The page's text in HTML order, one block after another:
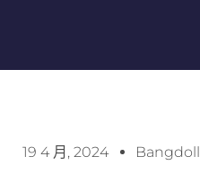
19 4 月, 2024 Bangdoll